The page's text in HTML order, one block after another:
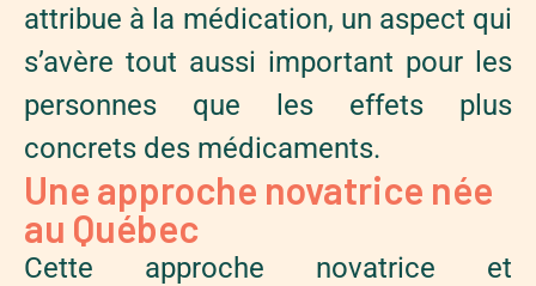
attribue à la médication, un aspect qui
s’avère tout aussi important pour les
personnes que les effets plus
concrets des médicaments.
Une approche novatrice née
au Québec
Cette approche novatrice et